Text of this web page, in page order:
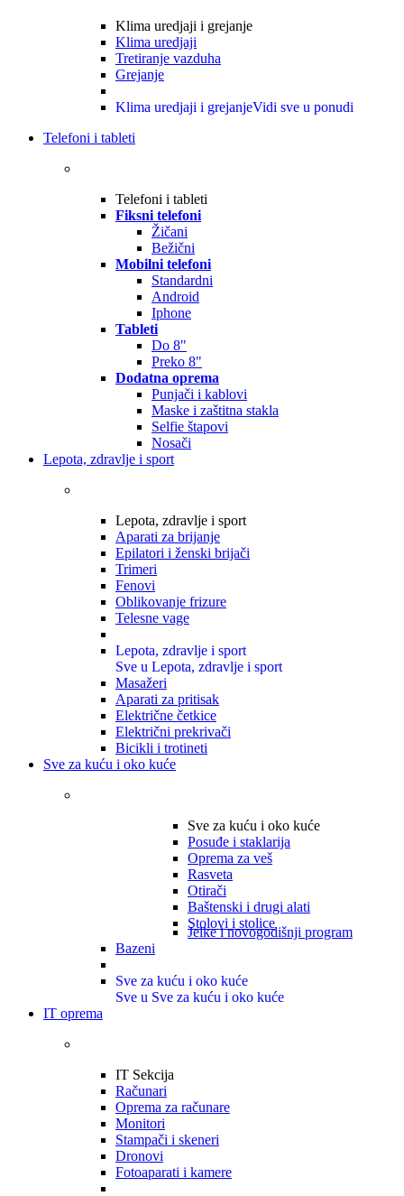
Klima uredjaji i grejanje
Klima uredjaji
Tretiranje vazduha
Grejanje
Klima uredjaji i grejanjeVidi sve u ponudi
Telefoni i tableti
Telefoni i tableti
Fiksni telefoni
Žičani
Bežični
Mobilni telefoni
Standardni
Android
Iphone
Tableti
Do 8"
Preko 8"
Dodatna oprema
Punjači i kablovi
Maske i zaštitna stakla
Selfie štapovi
Nosači
Lepota, zdravlje i sport
Lepota, zdravlje i sport
Aparati za brijanje
Epilatori i ženski brijači
Trimeri
Fenovi
Oblikovanje frizure
Telesne vage
Lepota, zdravlje i sport
Sve u Lepota, zdravlje i sport
Masažeri
Aparati za pritisak
Električne četkice
Električni prekrivači
Bicikli i trotineti
Sve za kuću i oko kuće
Sve za kuću i oko kuće
Posuđe i staklarija
Oprema za veš
Rasveta
Otirači
Baštenski i drugi alati
Stolovi i stolice
Jelke i novogodišnji program
Bazeni
Sve za kuću i oko kuće
Sve u Sve za kuću i oko kuće
IT oprema
IT Sekcija
Računari
Oprema za računare
Monitori
Stampači i skeneri
Dronovi
Fotoaparati i kamere